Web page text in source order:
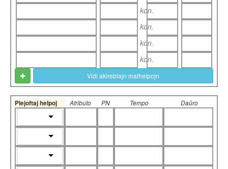
kon.
kon.
kon.
kon.
Vidi akireblajn malhelpojn
Plejoftaj helpoj Atributo PN Tempo Daŭro